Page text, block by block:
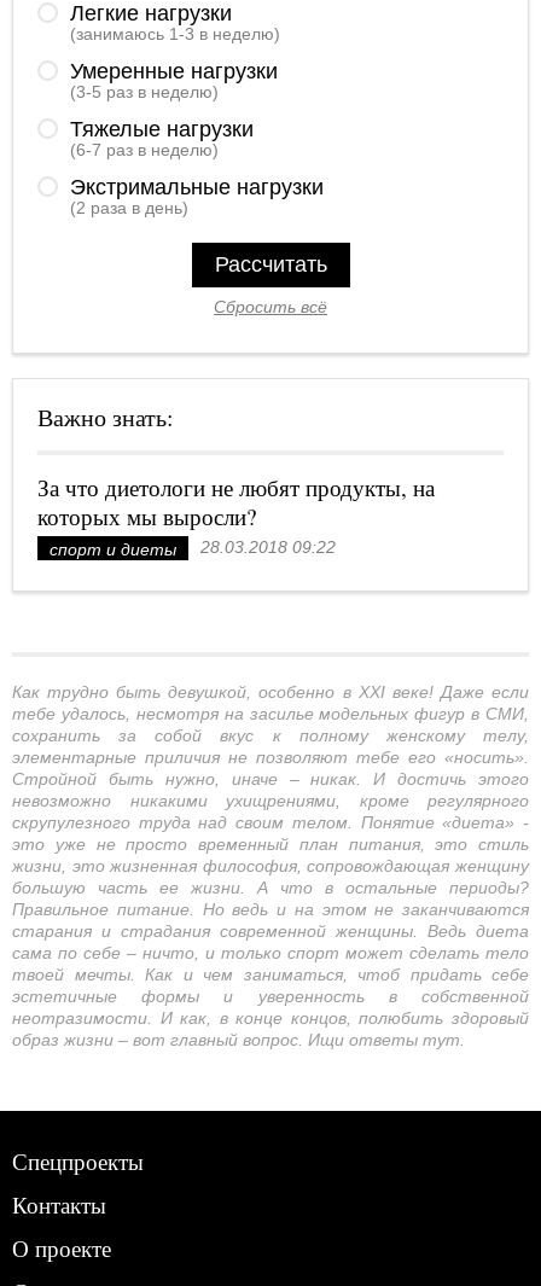
Легкие нагрузки
(занимаюсь 1-3 в неделю)
Умеренные нагрузки
(3-5 раз в неделю)
Тяжелые нагрузки
(6-7 раз в неделю)
Экстримальные нагрузки
(2 раза в день)
Рассчитать
Сбросить всё
Важно знать:
За что диетологи не любят продукты, на
которых мы выросли?
спорт и диеты 28.03.2018 09:22
Как трудно быть девушкой, особенно в XXI веке! Даже если
тебе удалось, несмотря на засилье модельных фигур в СМИ,
сохранить за собой вкус к полному женскому телу,
элементарные приличия не позволяют тебе его «носить».
Стройной быть нужно, иначе – никак. И достичь этого
невозможно никакими ухищрениями, кроме регулярного
скрупулезного труда над своим телом. Понятие «диета» -
это уже не просто временный план питания, это стиль
жизни, это жизненная философия, сопровождающая женщину
большую часть ее жизни. А что в остальные периоды?
Правильное питание. Но ведь и на этом не заканчиваются
старания и страдания современной женщины. Ведь диета
сама по себе – ничто, и только спорт может сделать тело
твоей мечты. Как и чем заниматься, чтоб придать себе
эстетичные формы и уверенность в собственной
неотразимости. И как, в конце концов, полюбить здоровый
образ жизни – вот главный вопрос. Ищи ответы тут.
Спецпроекты
Контакты
О проекте